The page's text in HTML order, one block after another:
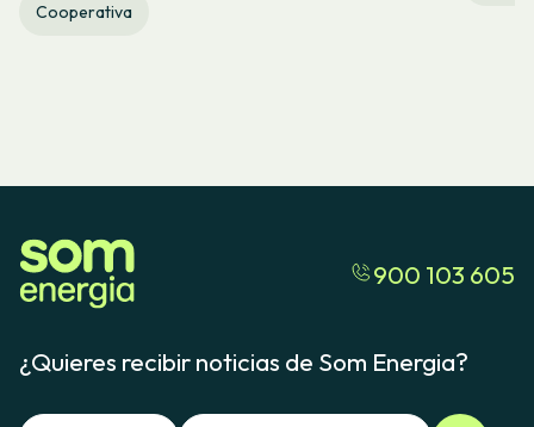
Cooperativa
900 103 605
¿Quieres recibir noticias de Som Energia?